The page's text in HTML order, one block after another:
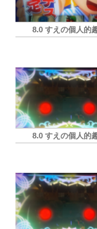
8.0 すえの個人的
8.0 すえの個人的